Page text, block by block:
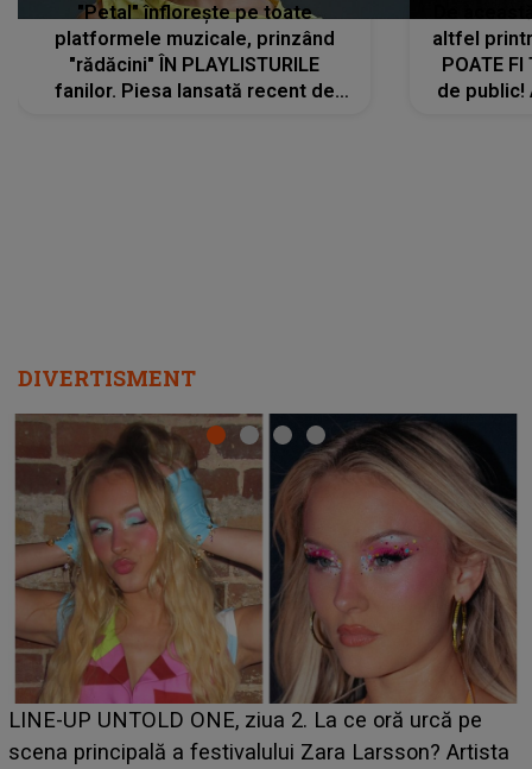
"Petal" înflorește pe toate
platformele muzicale, prinzând
"rădăcini" ÎN PLAYLISTURILE
fanilor. Piesa lansată recent de
altfel
POATE FI
de public!
DIVERTISMENT
Ce a dezvăluit noua concurentă din "Casa Iubirii" l-a
luat prin surprindere pe Emanuel. CINE ESTE